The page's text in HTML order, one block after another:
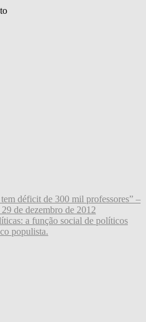
déficit de 300 mil professores” –
de dezembro de 2012
a função social de políticos
populista.